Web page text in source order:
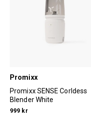
Promixx
Promixx SENSE Corldess
Blender White
999 kr